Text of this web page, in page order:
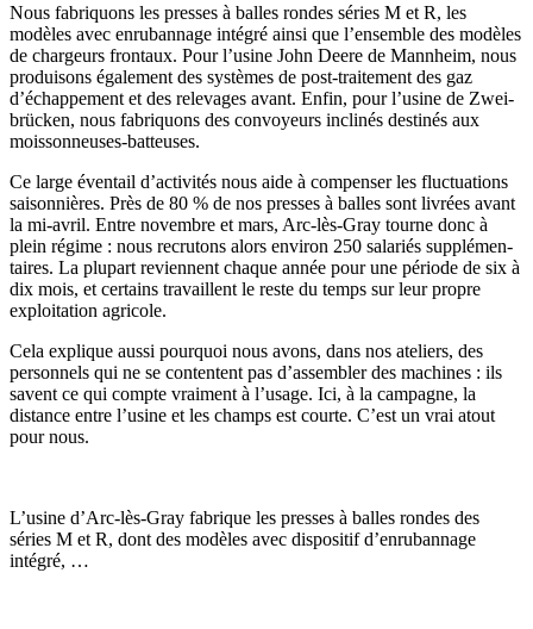
Nous fabri­quons les presses à balles rondes séries M et R, les
modèles avec enru­ban­nage intégré ainsi que l’ensemble des modèles
de char­geurs fron­taux. Pour l’usine John Deere de Mann­heim, nous
produi­sons égale­ment des systèmes de post-trai­te­ment des gaz
d’échappement et des rele­vages avant. Enfin, pour l’usine de Zwei­
brü­cken, nous fabri­quons des convoyeurs inclinés destinés aux
mois­son­neuses-batteuses.
Ce large éven­tail d’activités nous aide à compenser les fluc­tua­tions
saison­nières. Près de 80 % de nos presses à balles sont livrées avant
la mi-avril. Entre novembre et mars, Arc-lès-Gray tourne donc à
plein régime : nous recru­tons alors environ 250 sala­riés supplé­men­
taires. La plupart reviennent chaque année pour une période de six à
dix mois, et certains travaillent le reste du temps sur leur propre
exploi­ta­tion agri­cole.
Cela explique aussi pour­quoi nous avons, dans nos ateliers, des
person­nels qui ne se contentent pas d’assembler des machines : ils
savent ce qui compte vrai­ment à l’usage. Ici, à la campagne, la
distance entre l’usine et les champs est courte. C’est un vrai atout
pour nous.
L’usine d’Arc-lès-Gray fabrique les presses à balles rondes des
séries M et R, dont des modèles avec dispo­sitif d’enrubannage
intégré, …